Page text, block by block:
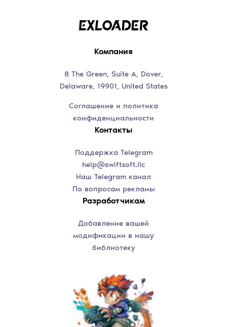
Компания
8 The Green, Suite A, Dover,
Delaware, 19901, United States
Соглашение и политика
конфиденциальности
Контакты
Поддержка Telegram
help@swiftsoft.llc
Наш Telegram канал
По вопросам рекламы
Разработчикам
Добавление вашей
модификации в нашу
библиотеку